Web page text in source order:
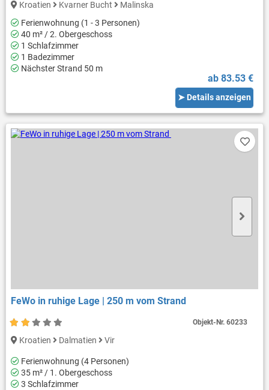
Kroatien Kvarner Bucht
Malinska
Ferienwohnung (1 - 3 Personen)
40 m² / 2. Obergeschoss
1 Schlafzimmer
1 Badezimmer
Nächster Strand 50 m
ab 83.53 €
➤ Details anzeigen
FeWo in ruhige Lage | 250 m vom Strand
Kroatien Dalmatien Vir
Ferienwohnung (4 Personen)
35 m² / 1. Obergeschoss
3 Schlafzimmer
Objekt-Nr.60233